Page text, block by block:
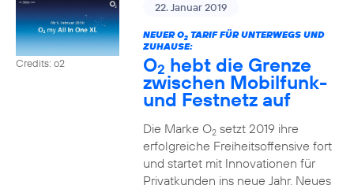
Credits: o2
22. Januar 2019
NEUER O2TARIF FÜR UNTERWEGS UND
ZUHAUSE:
O2 hebt die Grenze
zwischen Mobilfunk-
und Festnetz auf
Die Marke O2setzt 2019 ihre
erfolgreiche Freiheitsoffensive fort
und startet mit Innovationen für
Privatkunden ins neue Jahr. Neues